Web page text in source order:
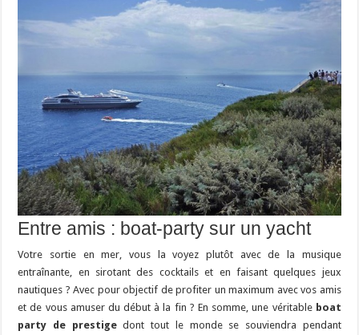
Entre amis : boat-party sur un yacht
Votre sortie en mer, vous la voyez plutôt avec de la musique
entraînante, en sirotant des cocktails et en faisant quelques jeux
nautiques ? Avec pour objectif de profiter un maximum avec vos amis
et de vous amuser du début à la fin ? En somme, une véritable boat
party de prestigedont tout le monde se souviendra pendant